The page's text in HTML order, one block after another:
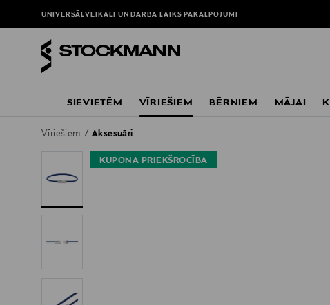
UNIVERSĀLVEIKALI UN DARBA LAIKSPAKALPOJUMI
SIEVIETĒM VĪRIEŠIEM BĒRNIEM MĀJAI
Vīriešiem Aksesuāri
KUPONA PRIEKŠROCĪBA